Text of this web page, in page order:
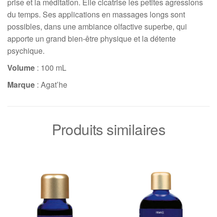
du temps. Ses applications en massages longs sont
possibles, dans une ambiance olfactive superbe, qui
apporte un grand bien-être physique et la détente
psychique.
Volume : 100 mL
Marque : Agat’he
Produits similaires